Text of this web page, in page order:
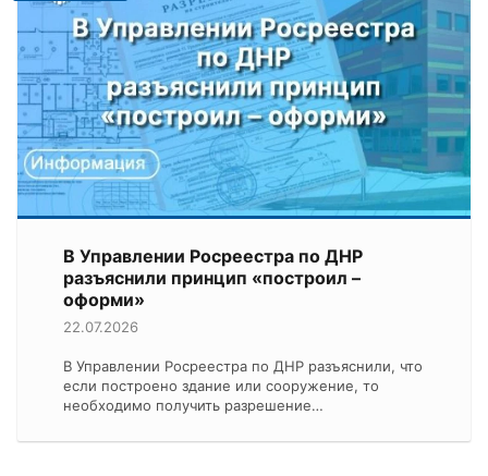
В Управлении Росреестра по ДНР
разъяснили принцип «построил –
оформи»
22.07.2026
В Управлении Росреестра по ДНР разъяснили, что
если построено здание или сооружение, то
необходимо получить разрешение…